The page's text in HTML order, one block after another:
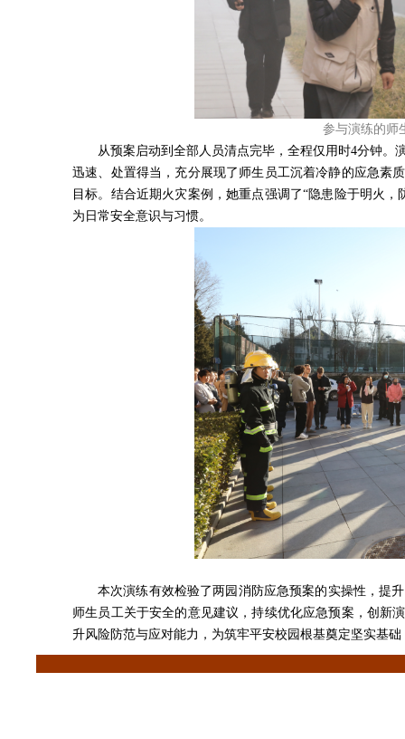
参与演练的师
从预案启动到全部人员清点完毕，全程仅用时4分钟
迅速、处置得当，充分展现了师生员工沉着冷静的应急素
目标。结合近期火灾案例，她重点强调了“隐患险于明火
为日常安全意识与习惯。
本次演练有效检验了两园消防应急预案的实操性，提
师生员工关于安全的意见建议，持续优化应急预案，创
升风险防范与应对能力，为筑牢平安校园根基奠定坚实基